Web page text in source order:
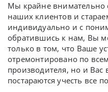
Мы крайне внимательно
наших клиентов и
индивидуально и с
обратившись к нам, Вы
только в том, что Ваше
отремонтировано по
производителя, но и
постараются учесть все